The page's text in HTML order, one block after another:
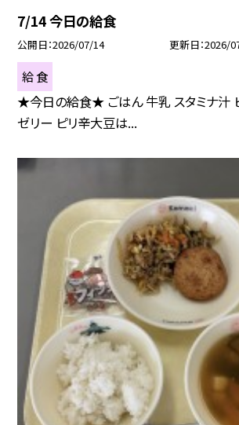
7/14 今日の給食
公開日 2026/07/14 更新日 2026/
給 食
★今日の給食★ ごはん 牛乳 スタミナ汁
ゼリー ピリ辛大豆は...